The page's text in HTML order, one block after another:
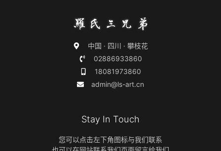
中国 · 四川 · 攀枝花
02886933860
18081973860
admin@ls-art.cn
Stay In Touch
您可以点击左下角图标与我们联系